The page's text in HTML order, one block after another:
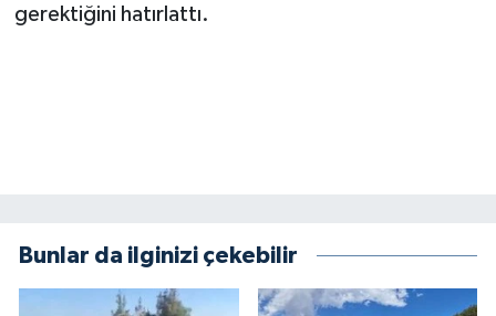
gerektiğini hatırlattı.
Bunlar da ilginizi çekebilir
HEDEF2020
Politika